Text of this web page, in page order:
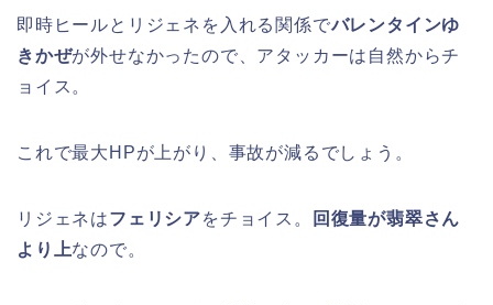
即時ヒールとリジェネを入れる関係でバレンタインゆ
きかぜが外せなかったので、アタッカーは自然からチ
ョイス。
これで最大HPが上がり、事故が減るでしょう。
リジェネはフェリシアをチョイス。
回復量が翡翠さん
より上なので。